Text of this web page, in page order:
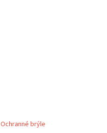
Ochranné brýle